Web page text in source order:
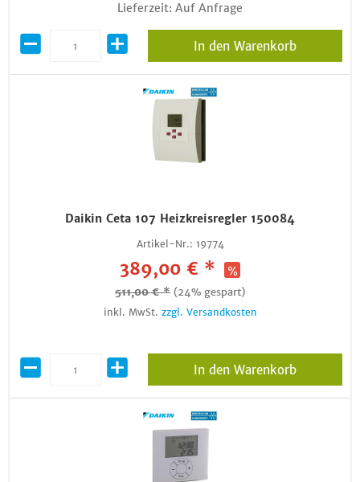
Lieferzeit: Auf Anfrage
In den Warenkorb
Daikin Ceta 107 Heizkreisregler 150084
Artikel-Nr.: 19774
389,00 € *
511,00 € * (24% gespart)
inkl. MwSt. zzgl. Versandkosten
In den Warenkorb